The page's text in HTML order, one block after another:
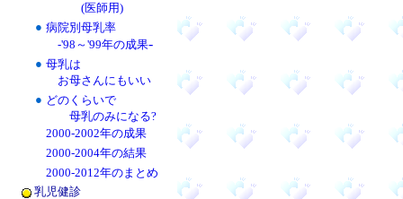
(医師用)
● 病院別母乳率
-'98～'99年の成果-
● 母乳は
お母さんにもいい
● どのくらいで
母乳のみになる?
2000-2002年の成果
2000-2004年の結果
2000-2012年のまとめ
乳児健診